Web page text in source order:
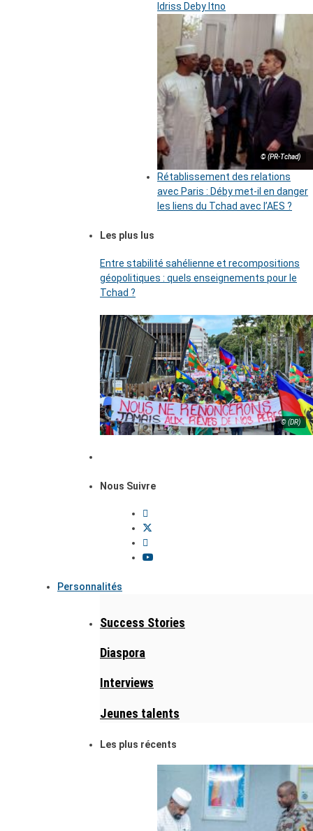
Idriss Deby Itno
© (PR-Tchad)
Rétablissement des relations
avec Paris : Déby met-il en danger
les liens du Tchad avec l’AES ?
Les plus lus
Entre stabilité sahélienne et recompositions
géopolitiques : quels enseignements pour le
Tchad ?
© (DR)
Nous Suivre
Personnalités
Success Stories
Diaspora
Interviews
Jeunes talents
Les plus récents